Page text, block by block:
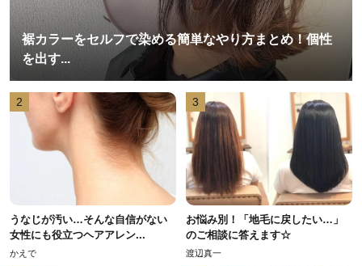
裾カラーをセルフで染める簡単なやり方まとめ！個性
を出す...
2
うなじが汚い…そんな自信がない
女性にも役立つヘアアレン...
かえで
3
お悩み別！「地毛に戻したい…」
のご相談に答えます☆
渡辺真一